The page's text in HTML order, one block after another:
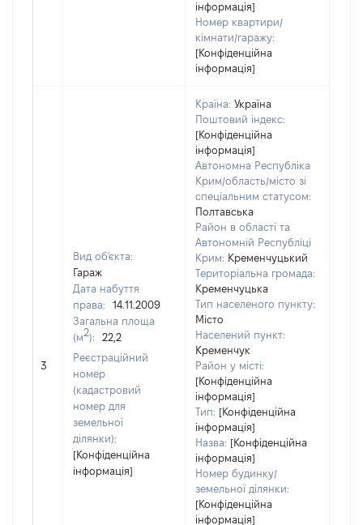
інформація]
Номер квартири/
кімнати/гаражу:
[Конфіденційна
інформація]
3
Вид об'єкта:
Гараж
Дата набуття
права:
14.11.2009
Загальна площа
(м2):
22,2
Реєстраційний
номер
(кадастровий
номер для
земельної
ділянки):
[Конфіденційна
інформація]
Країна: Україна
Поштовий індекс:
[Конфіденційна
інформація]
Автономна Республіка
Крим/область/місто зі
спеціальним статусом:
Полтавська
Район в області та
Автономній Республіці
Крим: Кременчуцький
Територіальна громада:
Кременчуцька
Тип населеного пункту:
Місто
Населений пункт:
Кременчук
Район у місті:
[Конфіденційна
інформація]
Тип: [Конфіденційна
інформація]
Назва: [Конфіденційна
інформація]
Номер будинку/
земельної ділянки:
[Конфіденційна
інформація]